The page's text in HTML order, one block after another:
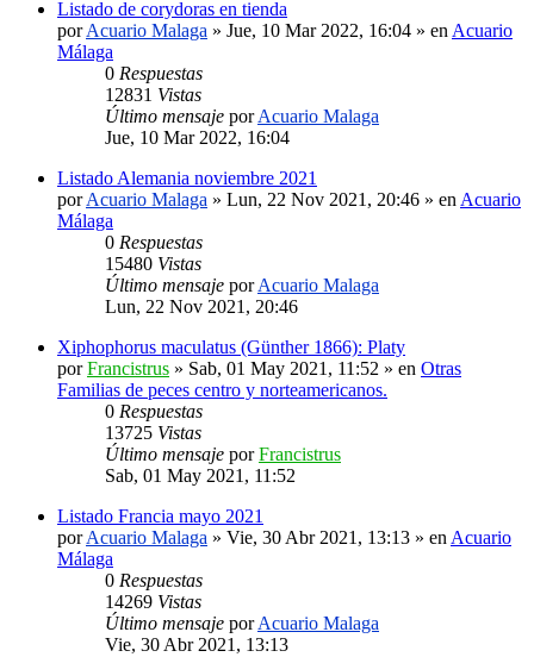
Listado de corydoras en tienda
porAcuario Malaga » Jue, 10 Mar 2022, 16:04 » en Acuario
Málaga
0 Respuestas
12831 Vistas
Último mensaje porAcuario Malaga
Jue, 10 Mar 2022, 16:04
Listado Alemania noviembre 2021
porAcuario Malaga » Lun, 22 Nov 2021, 20:46 » en Acuario
Málaga
0 Respuestas
15480 Vistas
Último mensaje porAcuario Malaga
Lun, 22 Nov 2021, 20:46
Xiphophorus maculatus (Günther 1866): Platy
porFrancistrus » Sab, 01 May 2021, 11:52 » en Otras
Familias de peces centro y norteamericanos.
0 Respuestas
13725 Vistas
Último mensaje porFrancistrus
Sab, 01 May 2021, 11:52
Listado Francia mayo 2021
porAcuario Malaga » Vie, 30 Abr 2021, 13:13 » en Acuario
Málaga
0 Respuestas
14269 Vistas
Último mensaje porAcuario Malaga
Vie, 30 Abr 2021, 13:13